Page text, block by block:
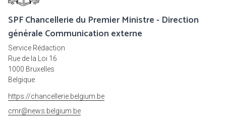
SPF Chancellerie du Premier Ministre - Direction
générale Communication externe
Service Rédaction
Rue de la Loi 16
1000 Bruxelles
Belgique
https://chancellerie.belgium.be
cmr@news.belgium.be